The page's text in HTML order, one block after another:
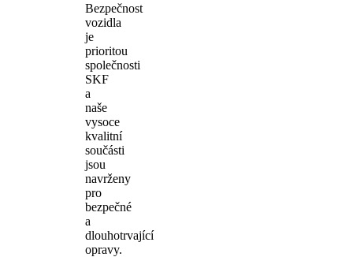
Bezpečnost
vozidla
je
prioritou
společnosti
SKF
a
naše
vysoce
kvalitní
součásti
jsou
navrženy
pro
bezpečné
a
dlouhotrvající
opravy.